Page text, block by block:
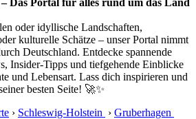
Das Portal für alles rund um das Land
oder idyllische Landschaften,
kulturelle Schätze – unser Portal nimmt
Deutschland. Entdecke spannende
Insider-Tipps und tiefgehende Einblicke
und Lebensart. Lass dich inspirieren und
besten Seite! 🚀✨
› Schleswig-Holstein › Gruberhagen